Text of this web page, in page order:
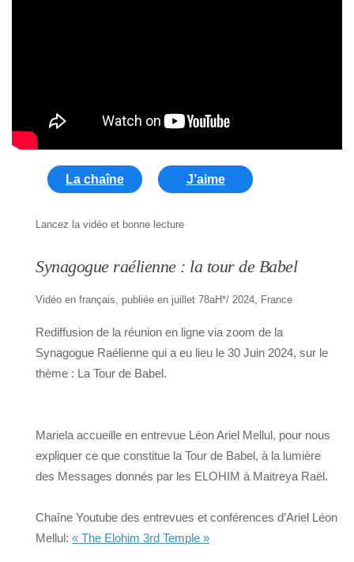
La chaîne J’aime
Lancez la vidéo et bonne lecture
Synagogue raélienne : la tour de Babel
Vidéo en français, publiée en juillet 78aH*/ 2024, France
Rediffusion de la réunion en ligne via zoom de la
Synagogue Raélienne qui a eu lieu le 30 Juin 2024, sur le
thème : La Tour de Babel.
Mariela accueille en entrevue Léon Ariel Mellul, pour nous
expliquer ce que constitue la Tour de Babel, à la lumière
des Messages donnés par les ELOHIM à Maitreya Raël.
Chaîne Youtube des entrevues et conférences d’Ariel Léon
Mellul: « The Elohim 3rd Temple »